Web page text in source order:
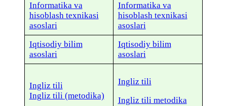
Informatika va
hisoblash texnikasi
asoslari
Informatika va
hisoblash texnikasi
asoslari
Iqtisodiy bilim
asoslari
Iqtisodiy bilim
asoslari
Ingliz tili
Ingliz tili (metodika)
Ingliz tili
Ingliz tili metodika